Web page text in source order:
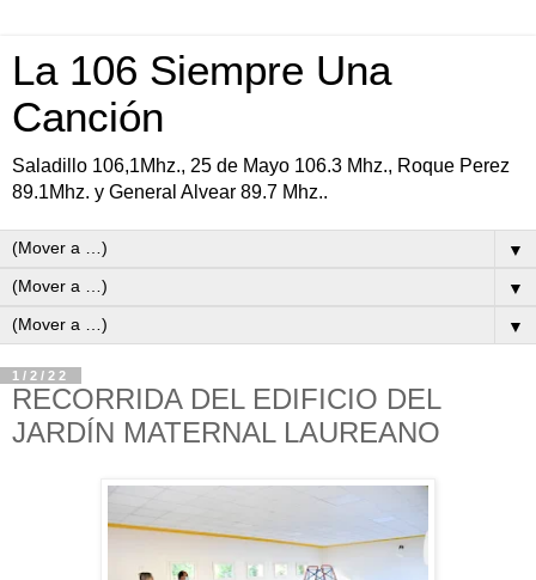
La 106 Siempre Una
Canción
Saladillo 106,1Mhz., 25 de Mayo 106.3 Mhz., Roque Perez
89.1Mhz. y General Alvear 89.7 Mhz..
▼
▼
▼
1/2/22
RECORRIDA DEL EDIFICIO DEL
JARDÍN MATERNAL LAUREANO